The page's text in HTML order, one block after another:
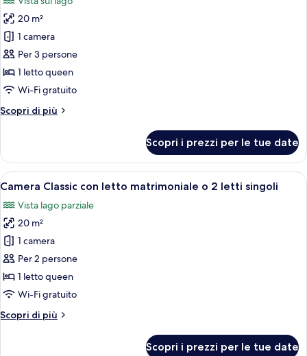
foto
per
Camera
Superior
con
letto
o
singoli,
vista
20 m²
1 camera
Per 3 persone
1 letto queen
Wi-Fi gratuito
Scopri di più
Altri
Superior
con
letto
o
2
letti
singoli,
vista
lago
Scopri i prezzi per le tue date
Apri
tutte
le
foto
per
Camera
Classic
con
matrimoniale
Una camera d'hotel moderna con
4
Camera Classic con letto matrimoniale o 2 letti singoli
Vista lago parziale
20 m²
1 camera
Per 2 persone
1 letto queen
Wi-Fi gratuito
Scopri di più
Altri
Scopri i prezzi per le tue date